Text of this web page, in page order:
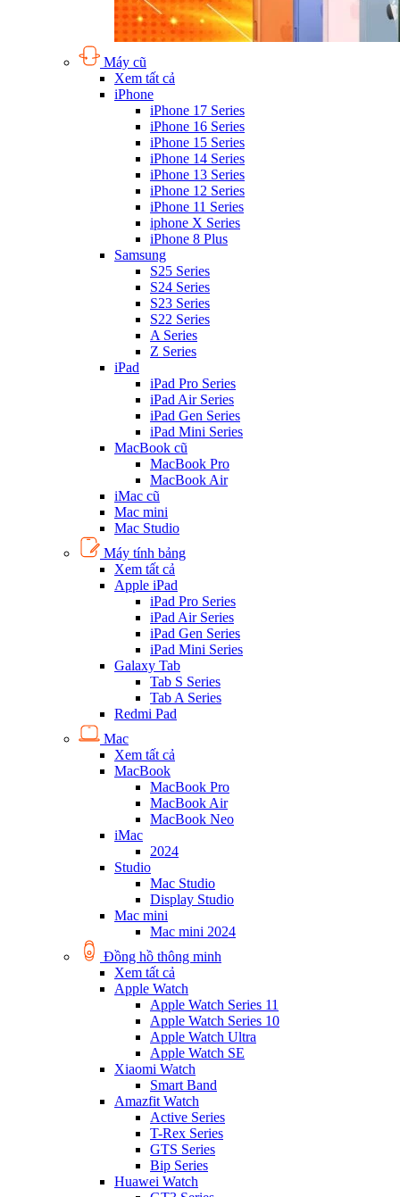
Máy cũ
Xem tất cả
iPhone
iPhone 17 Series
iPhone 16 Series
iPhone 15 Series
iPhone 14 Series
iPhone 13 Series
iPhone 12 Series
iPhone 11 Series
iphone X Series
iPhone 8 Plus
Samsung
S25 Series
S24 Series
S23 Series
S22 Series
A Series
Z Series
iPad
iPad Pro Series
iPad Air Series
iPad Gen Series
iPad Mini Series
MacBook cũ
MacBook Pro
MacBook Air
iMac cũ
Mac mini
Mac Studio
Máy tính bảng
Xem tất cả
Apple iPad
iPad Pro Series
iPad Air Series
iPad Gen Series
iPad Mini Series
Galaxy Tab
Tab S Series
Tab A Series
Redmi Pad
Mac
Xem tất cả
MacBook
MacBook Pro
MacBook Air
MacBook Neo
iMac
2024
Studio
Mac Studio
Display Studio
Mac mini
Mac mini 2024
Đồng hồ thông minh
Xem tất cả
Apple Watch
Apple Watch Series 11
Apple Watch Series 10
Apple Watch Ultra
Apple Watch SE
Xiaomi Watch
Smart Band
Amazfit Watch
Active Series
T-Rex Series
GTS Series
Bip Series
Huawei Watch